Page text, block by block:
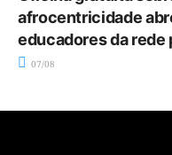
afrocentricidade
educadores da rede
07/08